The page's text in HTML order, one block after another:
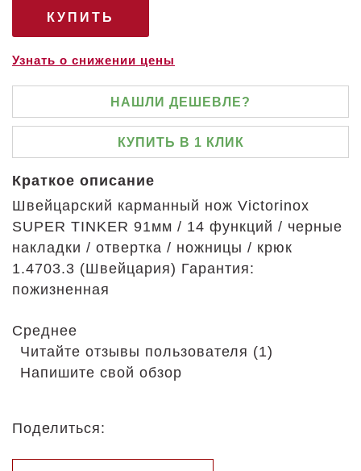
Узнать о снижении цены
НАШЛИ ДЕШЕВЛЕ?
КУПИТЬ В 1 КЛИК
Краткое описание
Швейцарский карманный нож Victorinox
SUPER TINKER 91мм / 14 функций / черные
накладки / отвертка / ножницы / крюк
1.4703.3 (Швейцария) Гарантия:
пожизненная
Среднее
Читайте отзывы пользователя (1)
Напишите свой обзор
Поделиться: